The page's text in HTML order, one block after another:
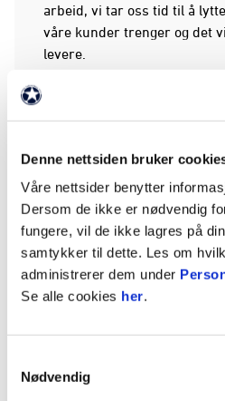
Denne nettsiden bruker
Våre nettsider benytter
Dersom de ikke er nødvendig
fungere, vil de ikke lagres på
samtykker til dette. Les om
administrerer dem under
Se alle cookies her.
Nødvendig
arbeid, vi tar oss tid til å
våre kunder trenger og det
levere.
Vi har ca 400 ansatte som
våre kunder utmerket
Partnernivå:
Besøkadresse:Tungaveien